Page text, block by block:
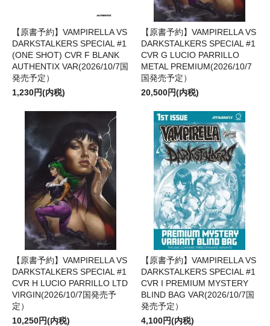
【原書予約】VAMPIRELLA VS
DARKSTALKERS SPECIAL #1
(ONE SHOT) CVR F BLANK
AUTHENTIX VAR(2026/10/7国
発売予定）
1,230円(内税)
【原書予約】VAMPIRELLA VS
DARKSTALKERS SPECIAL #1
CVR G LUCIO PARRILLO
METAL PREMIUM(2026/10/7
国発売予定）
20,500円(内税)
【原書予約】VAMPIRELLA VS
DARKSTALKERS SPECIAL #1
CVR H LUCIO PARRILLO LTD
VIRGIN(2026/10/7国発売予
定）
10,250円(内税)
【原書予約】VAMPIRELLA VS
DARKSTALKERS SPECIAL #1
CVR I PREMIUM MYSTERY
BLIND BAG VAR(2026/10/7国
発売予定）
4,100円(内税)